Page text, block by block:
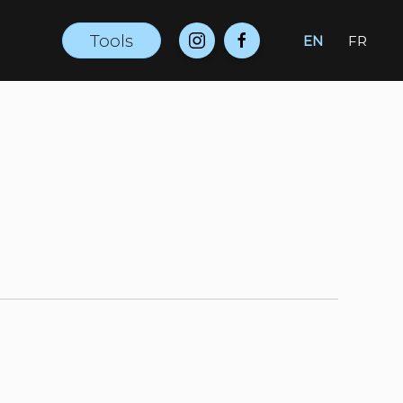
Tools EN FR